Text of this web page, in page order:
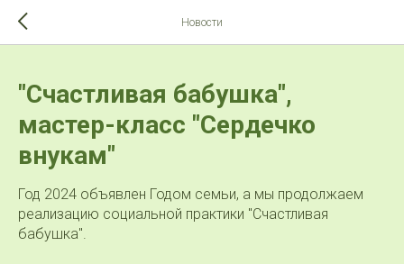
Новости
"Счастливая бабушка",
мастер-класс "Сердечко
внукам"
Год 2024 объявлен Годом семьи, а мы продолжаем
реализацию социальной практики "Счастливая
бабушка".